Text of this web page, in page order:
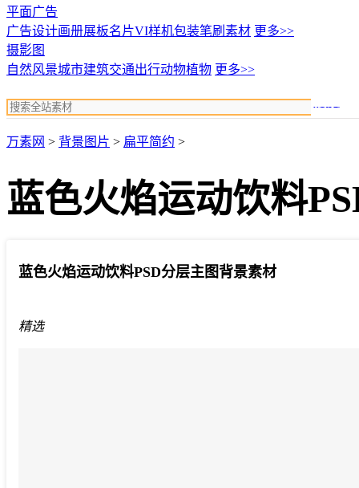
平面广告
广告设计画册展板名片VI样机包装笔刷素材 更多>>
摄影图
自然风景城市建筑交通出行动物植物 更多>>
万素网 > 背景图片 > 扁平简约 >
蓝色火焰运动饮料
蓝色火焰运动饮料PSD分层主图背景素材
精选